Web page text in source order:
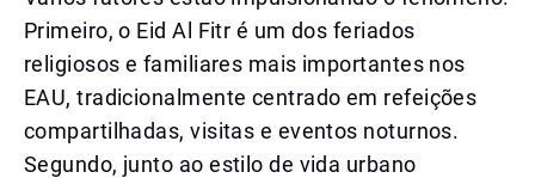
Primeiro, o Eid Al Fitr é um dos feriados
religiosos e familiares mais importantes nos
EAU, tradicionalmente centrado em refeições
compartilhadas, visitas e eventos noturnos.
Segundo, junto ao estilo de vida urbano